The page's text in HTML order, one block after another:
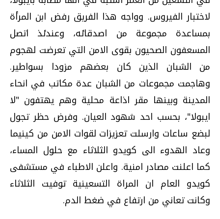
لاختبار الفيروس. وواجه هذا الفريق رفض ابن المرأة
بمساعدة مجموعة من اصدقائه، وعندئذ اتصل
المسعفون الصحيون بقوى الامن التي تعرضت لهجوم
من الشبان الذين كان بعضهم مزودا بسواطير.
وهاجمت مجموعات من الشبان عدة مكاتب في انحاء
المدينة وبينها مقر اذاعة محلية وهم يهتفون "لا
ايبولا"، بحسب احد شهود العيان. وفرض حظر تجول
لبضع ساعات وارسلت تعزيزات لقوات الامن من كينيما
وعاد الهدوء الى كويدو الثلاثاء مع حلول المساء،
كما اعلنت مصادر امنية. واعلن الاطباء في مستشفى
كويدو العام ان المراة التسعينية توفيت الثلاثاء
وكانت تعاني من ارتفاع في ضغط الدم.